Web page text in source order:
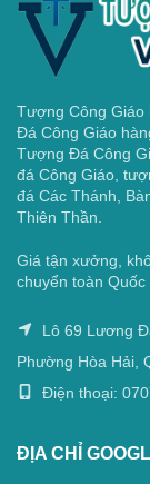
Tượng Công
Đá Công Giáo
Tượng Đá Công
đá Công Giáo,
đá Các Thánh,
Thiên Thần.
Giá tận xưởng,
chuyển toàn Quốc
Lô 69 Lương
Phường Hòa Hải,
Điện thoại:
ĐỊA CHỈ